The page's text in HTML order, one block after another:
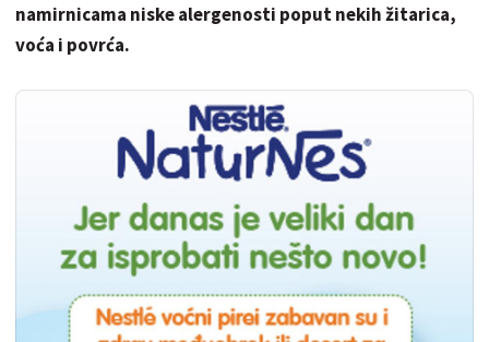
namirnicama niske alergenosti poput nekih žitarica,
voća i povrća.